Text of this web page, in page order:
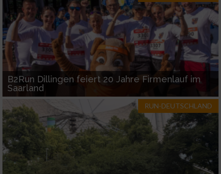
B2Run Dillingen feiert 20 Jahre Firmenlauf im
Saarland
RUN-DEUTSCHLAND